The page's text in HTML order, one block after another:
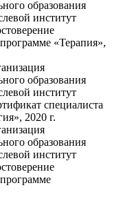
образования
институт
«Терапия»,
образования
институт
специалиста
2020 г.
образования
институт